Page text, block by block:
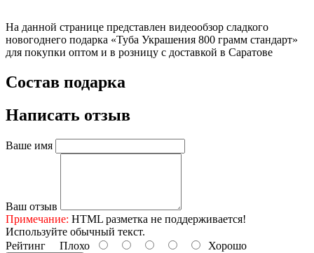
На данной странице представлен видеообзор сладкого
новогоднего подарка «Туба Украшения 800 грамм стандарт»
для покупки оптом и в розницу с доставкой в Саратове
Состав подарка
Написать отзыв
Ваше имя
Ваш отзыв
Примечание: HTML разметка не поддерживается!
Используйте обычный текст.
Рейтинг Плохо Хорошо